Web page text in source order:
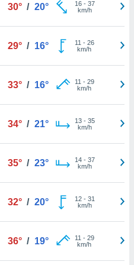
30° / 20° 16- 37
km/h
29° / 16° 11 - 26
km/h
33° / 16° 11 - 29
km/h
34° / 21° 13- 35
km/h
35° / 23° 14- 37
km/h
32° / 20° 12- 31
km/h
36° / 19° 11 - 29
km/h